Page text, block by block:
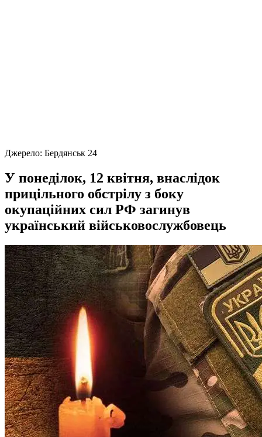
Джерело: Бердянськ 24
У понеділок, 12 квітня, внаслідок
прицільного обстрілу з боку
окупаційних сил РФ загинув
український військовослужбовець